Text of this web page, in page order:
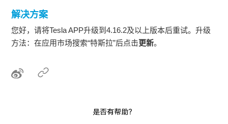
解决方案
您好，请将Tesla APP升级到4.16.2及以上版本后重试。升级
方法：在应用市场搜索“特斯拉”后点击更新。
是否有帮助？